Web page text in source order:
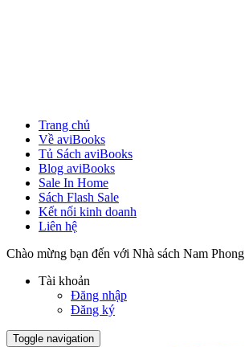
Trang chủ
Về aviBooks
Tủ Sách aviBooks
Blog aviBooks
Sale In Home
Sách Flash Sale
Kết nối kinh doanh
Liên hệ
Chào mừng bạn đến với Nhà sách Nam Phong
Tài khoản
Đăng nhập
Đăng ký
Toggle navigation